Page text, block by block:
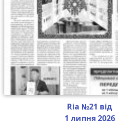
Ria №21 від
1 липня 2026